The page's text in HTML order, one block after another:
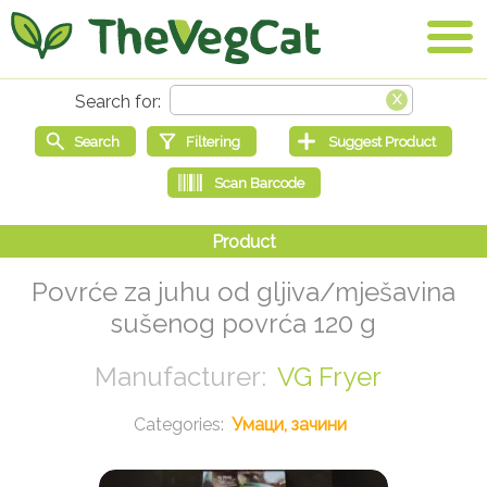
Povrće za juhu od gljiva/mješavina
sušenog povrća 120 g
VG Fryer
Умаци, зачини